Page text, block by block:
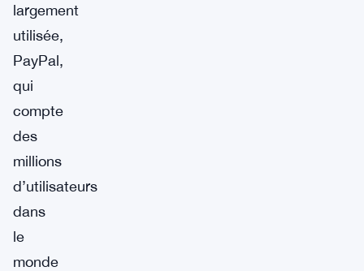
largement
utilisée,
PayPal,
qui
compte
des
millions
d’utilisateurs
dans
le
monde